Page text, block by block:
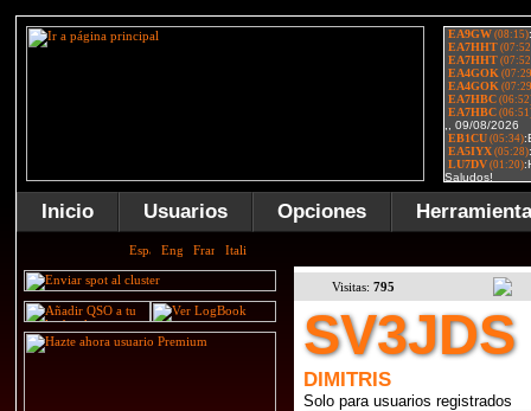
Inicio Usuarios Opciones
Visitas: 795
SV3JDS
DIMITRIS
Solo para usuarios registrados